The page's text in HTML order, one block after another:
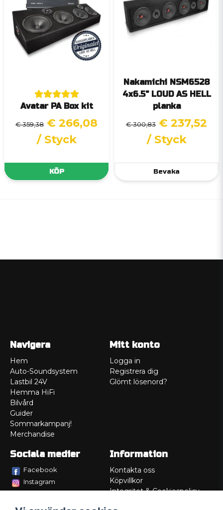
Avatar PA Box kit
€ 359,38 € 266,08
/ Styck
KÖP
Nakamichi NSM6528
4x6.5" LOUD AS HELL
planka
€ 300,83 € 237,52
/ Styck
Bevaka
Navigera
Hem
Auto-Soundsystem
Lastbil 24V
Hemma HiFi
Bilvård
Guider
Sommarkampanj!
Merchandise
Mitt konto
Logga in
Registrera dig
Glömt lösenord?
Sociala medier
Facebook
Instagram
Information
Kontakta oss
Köpvillkor
Integritet & Cookiespolicy